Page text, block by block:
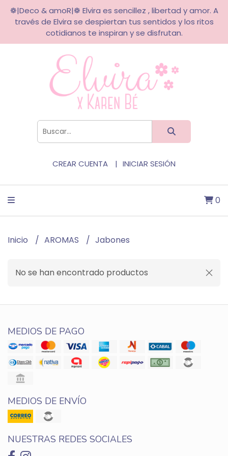
❁|Deco & amoR|❁ Elvira es sencillez , libertad y amor. A
través de Elvira se despiertan tus sentidos y los ritos
cotidianos te inspiran y se disfrutan.
CREAR CUENTA INICIAR SESIÓN
0
Inicio AROMAS Jabones
No se han encontrado productos
MEDIOS DE PAGO
MEDIOS DE ENVÍO
NUESTRAS REDES SOCIALES